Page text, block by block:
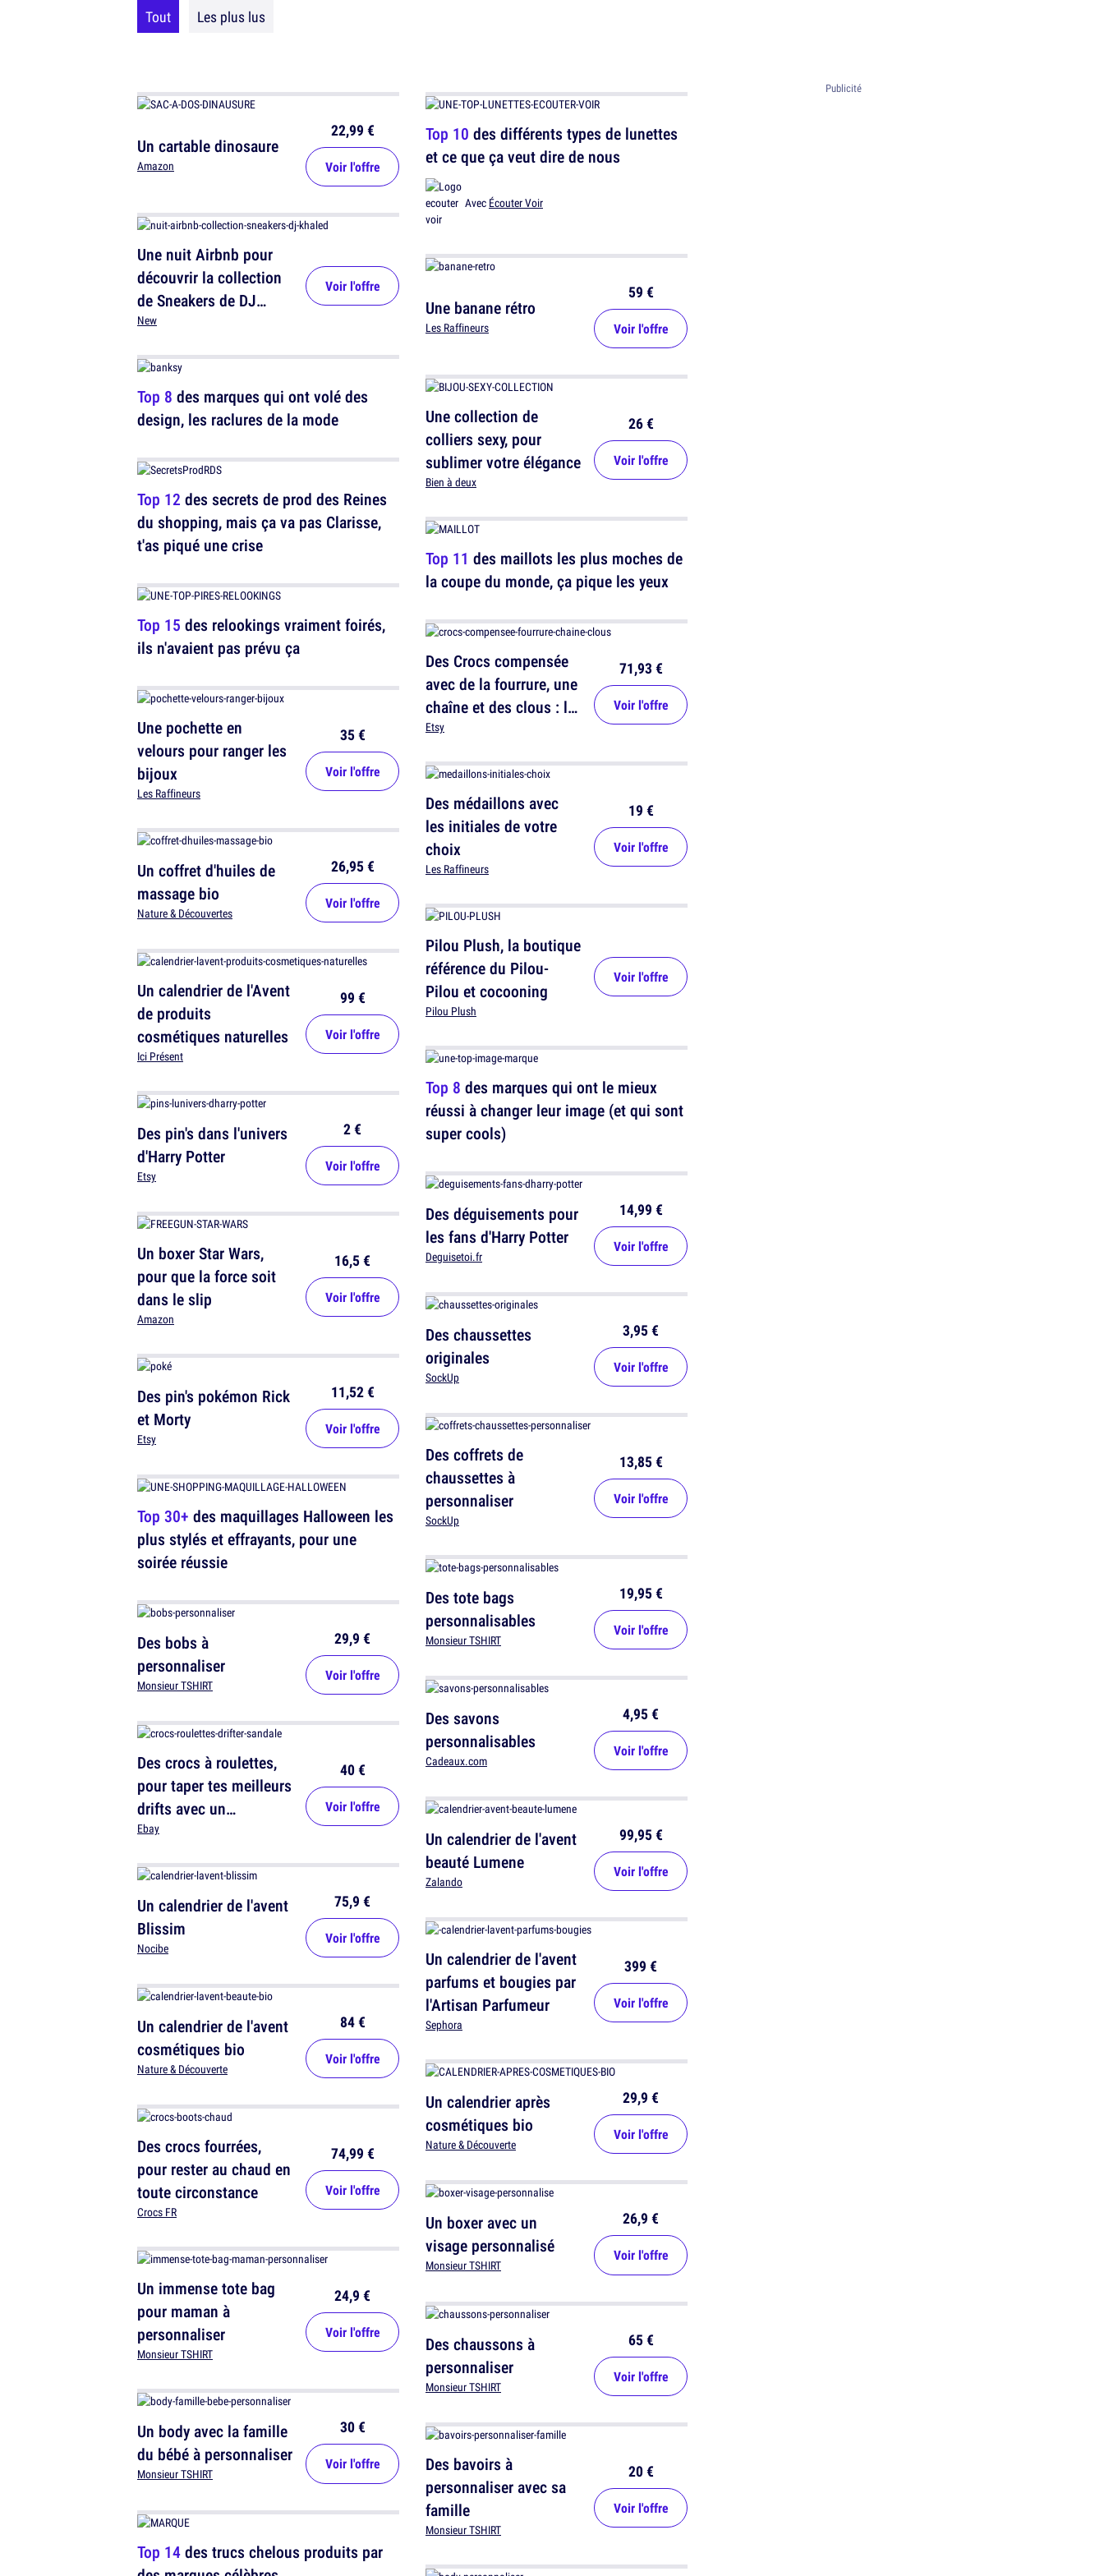
Tout Les plus lus
Un cartable dinosaure
Amazon
22,99 €
Voir l'offre
Une nuit Airbnb pour
découvrir la collection
de Sneakers de DJ
Khaled
New
Voir l'offre
Top 8 des marques qui ont volé des
design, les raclures de la mode
Top 12 des secrets de prod des Reines
du shopping, mais ça va pas Clarisse,
t'as piqué une crise
Top 15 des relookings vraiment foirés,
ils n'avaient pas prévu ça
Une pochette en
velours pour ranger les
bijoux
Les Raffineurs
35 €
Voir l'offre
Un coffret d'huiles de
massage bio
Nature & Découvertes
26,95 €
Voir l'offre
Un calendrier de l'Avent
de produits
cosmétiques naturelles
Ici Présent
99 €
Voir l'offre
Des pin's dans l'univers
d'Harry Potter
Etsy
2 €
Voir l'offre
Un boxer Star Wars,
pour que la force soit
dans le slip
Amazon
16,5 €
Voir l'offre
Des pin's pokémon Rick
et Morty
Etsy
11,52 €
Voir l'offre
Top 30+ des maquillages Halloween les
plus stylés et effrayants, pour une
soirée réussie
Des bobs à
personnaliser
Monsieur TSHIRT
29,9 €
Voir l'offre
Des crocs à roulettes,
pour taper tes meilleurs
drifts avec un
maximum de style
Ebay
40 €
Voir l'offre
Un calendrier de l'avent
Blissim
Nocibe
75,9 €
Voir l'offre
Un calendrier de l'avent
cosmétiques bio
Nature & Découverte
84 €
Voir l'offre
Des crocs fourrées,
pour rester au chaud en
toute circonstance
Crocs FR
74,99 €
Voir l'offre
Un immense tote bag
pour maman à
personnaliser
Monsieur TSHIRT
24,9 €
Voir l'offre
Un body avec la famille
du bébé à personnaliser
Monsieur TSHIRT
30 €
Voir l'offre
Top 14des trucs chelous produits par
Top 10 des différents types de lunettes
et ce que ça veut dire de nous
Avec Écouter Voir
Une banane rétro
Les Raffineurs
59 €
Voir l'offre
Une collection de
colliers sexy, pour
sublimer votre élégance
Bien à deux
26 €
Voir l'offre
Top 11 des maillots les plus moches de
la coupe du monde, ça pique les yeux
Des Crocs compensée
avec de la fourrure, une
chaîne et des clous : le
combo fatal
Etsy
71,93 €
Voir l'offre
Des médaillons avec
les initiales de votre
choix
Les Raffineurs
19 €
Voir l'offre
Pilou Plush, la boutique
référence du Pilou-
Pilou et cocooning
Pilou Plush
Voir l'offre
Top 8 des marques qui ont le mieux
réussi à changer leur image (et qui sont
super cools)
Des déguisements pour
les fans d'Harry Potter
Deguisetoi.fr
14,99 €
Voir l'offre
Des chaussettes
originales
SockUp
3,95 €
Voir l'offre
Des coffrets de
chaussettes à
personnaliser
SockUp
13,85 €
Voir l'offre
Des tote bags
personnalisables
Monsieur TSHIRT
19,95 €
Voir l'offre
Des savons
personnalisables
Cadeaux.com
4,95 €
Voir l'offre
Un calendrier de l'avent
beauté Lumene
Zalando
99,95 €
Voir l'offre
Un calendrier de l'avent
parfums et bougies par
l'Artisan Parfumeur
Sephora
399 €
Voir l'offre
Un calendrier après
cosmétiques bio
Nature & Découverte
29,9 €
Voir l'offre
Un boxer avec un
visage personnalisé
Monsieur TSHIRT
26,9 €
Voir l'offre
Des chaussons à
personnaliser
Monsieur TSHIRT
65 €
Voir l'offre
Des bavoirs à
personnaliser avec sa
famille
Monsieur TSHIRT
20 €
Voir l'offre